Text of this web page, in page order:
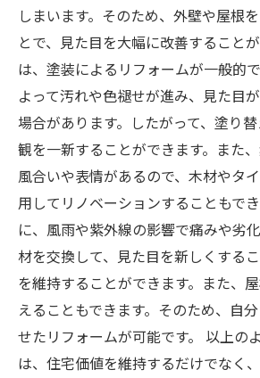
しまいます。そのため、外壁や屋根
とで、見た目を大幅に改善すること
は、塗装によるリフォームが一般的
よって汚れや色褪せが進み、見た目
場合があります。したがって、塗り
観を一新することができます。また
風合いや表情があるので、木材やタ
用してリノベーションすることもで
に、風雨や紫外線の影響で痛みや劣
材を交換して、見た目を新しくする
を維持することができます。また、
えることもできます。そのため、自
せたリフォームが可能です。 以上の
は、住宅価値を維持するだけでなく